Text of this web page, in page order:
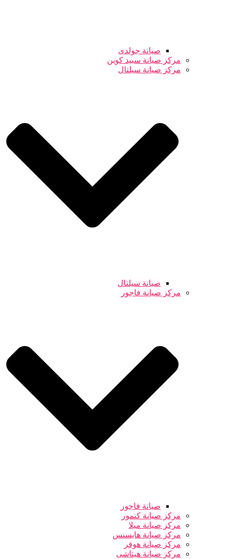
صيانة جولدى
مركز صيانة سبيد كوين
مركز صيانة سيلتال
صيانة سيلتال
مركز صيانة فاجور
صيانة فاجور
مركز صيانة كنمور
مركز صيانة ميلا
مركز صيانة هايسنس
مركز صيانة هوفر
مركز صيانة هيتاشى